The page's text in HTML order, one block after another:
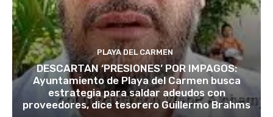
PLAYA DEL CARMEN
DESCARTAN ‘PRESIONES’ POR IMPAGOS:
Ayuntamiento de Playa del Carmen busca
estrategia para saldar adeudos con
proveedores, dice tesorero Guillermo Brahms